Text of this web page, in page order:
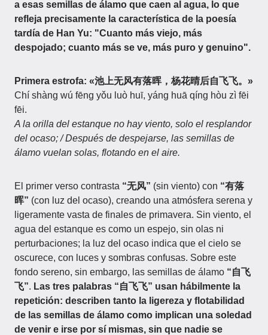
a esas semillas de álamo que caen al agua, lo que
refleja precisamente la característica de la poesía
tardía de Han Yu: "Cuanto más viejo, más
despojado; cuanto más se ve, más puro y genuino".
Primera estrofa: «池上无风有落晖，杨花晴后自飞飞。»
Chí shàng wú fēng yǒu luò huī, yáng huā qíng hòu zì fēi
fēi.
A la orilla del estanque no hay viento, solo el resplandor
del ocaso; / Después de despejarse, las semillas de
álamo vuelan solas, flotando en el aire.
El primer verso contrasta “无风” (sin viento) con “有落
晖” (con luz del ocaso), creando una atmósfera serena y
ligeramente vasta de finales de primavera. Sin viento, el
agua del estanque es como un espejo, sin olas ni
perturbaciones; la luz del ocaso indica que el cielo se
oscurece, con luces y sombras confusas. Sobre este
fondo sereno, sin embargo, las semillas de álamo “自飞
飞”. Las tres palabras “自飞飞” usan hábilmente la
repetición: describen tanto la ligereza y flotabilidad
de las semillas de álamo como implican una soledad
de venir e irse por sí mismas, sin que nadie se